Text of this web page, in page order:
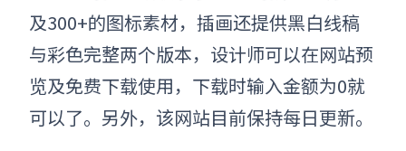
及300+的图标素材，插画还提供黑白线稿
与彩色完整两个版本， 设计师可以在网站预
览及免费下载使用，下载时输入金额为0就
可以了。另外， 该网站目前保持每日更新。